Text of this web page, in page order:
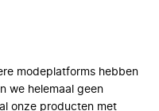
modeplatforms hebben
we helemaal geen
onze producten met